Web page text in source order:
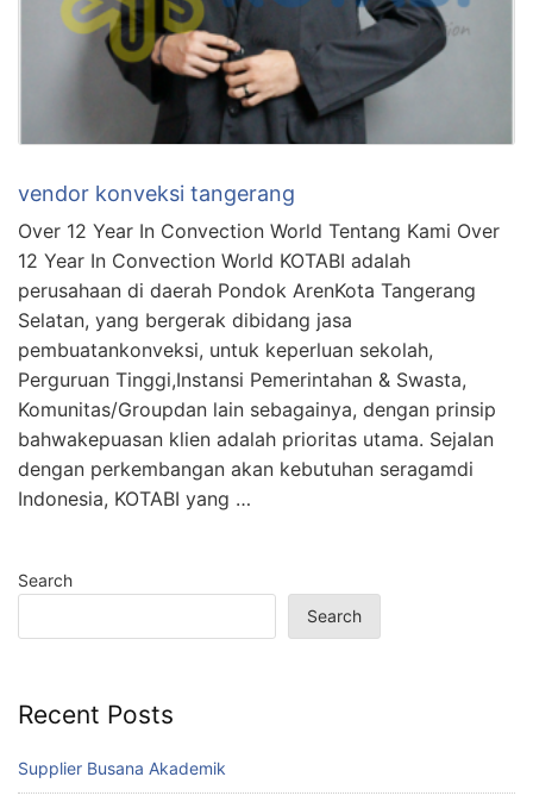
vendor konveksi tangerang
Over 12 Year In Convection World Tentang Kami Over
12 Year In Convection World KOTABI adalah
perusahaan di daerah Pondok ArenKota Tangerang
Selatan, yang bergerak dibidang jasa
pembuatankonveksi, untuk keperluan sekolah,
Perguruan Tinggi,Instansi Pemerintahan & Swasta,
Komunitas/Groupdan lain sebagainya, dengan prinsip
bahwakepuasan klien adalah prioritas utama. Sejalan
dengan perkembangan akan kebutuhan seragamdi
Indonesia, KOTABI yang …
Search
Search
Recent Posts
Supplier Busana Akademik